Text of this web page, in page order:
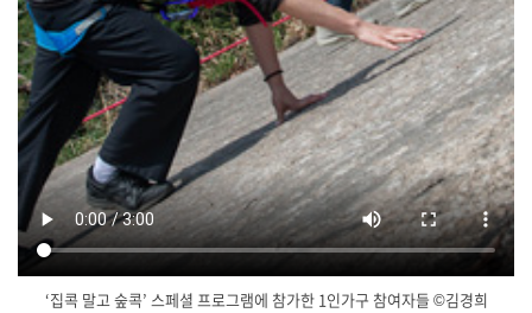
‘집콕 말고 숲콕’ 스페셜 프로그램에 참가한 1인가구 참여자들 ©김경희